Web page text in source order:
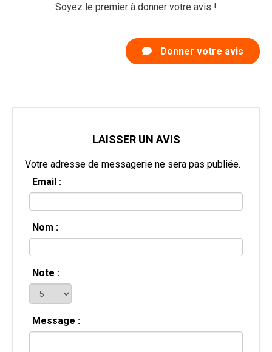
Soyez le premier à donner votre avis !
Donner votre avis
LAISSER UN AVIS
Votre adresse de messagerie ne sera pas publiée.
Email :
Nom :
Note :
Message :